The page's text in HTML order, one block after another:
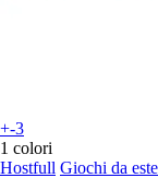
+-3
1 colori
Hostfull Giochi da